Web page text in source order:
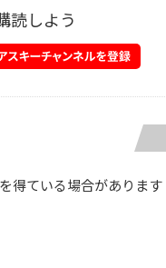
読しよう
得ている場合があります